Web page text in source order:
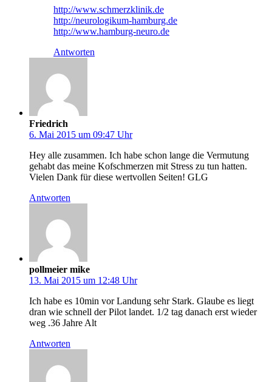
http://www.schmerzklinik.de
http://neurologikum-hamburg.de
http://www.hamburg-neuro.de
Antworten
Friedrich
6. Mai 2015 um 09:47 Uhr
Hey alle zusammen. Ich habe schon lange die Vermutung
gehabt das meine Kofschmerzen mit Stress zu tun hatten.
Vielen Dank für diese wertvollen Seiten! GLG
Antworten
pollmeier mike
13. Mai 2015 um 12:48 Uhr
Ich habe es 10min vor Landung sehr Stark. Glaube es liegt
dran wie schnell der Pilot landet. 1/2 tag danach erst wieder
weg .36 Jahre Alt
Antworten